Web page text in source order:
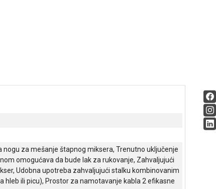
za mešanje štapnog miksera, Trenutno uključenje
omogućava da bude lak za rukovanje, Zahvaljujući
Udobna upotreba zahvaljujući stalku kombinovanim
ili picu), Prostor za namotavanje kabla 2 efikasne